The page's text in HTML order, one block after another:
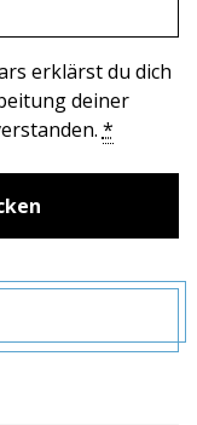
erklärst du dich
deiner
*